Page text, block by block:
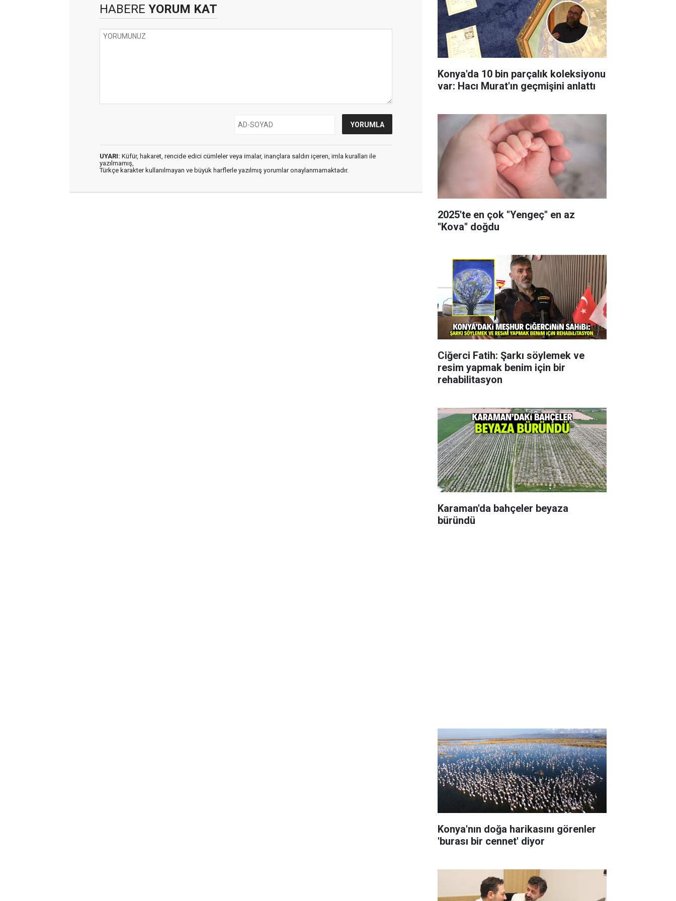
HABERE YORUM KAT
UYARI: Küfür, hakaret, rencide edici cümleler veya imalar, inançlara saldırı içeren, imla kuralları ile
yazılmamış,
Türkçe karakter kullanılmayan ve büyük harflerle yazılmış yorumlar onaylanmamaktadır.
Konya'da 10 bin parçalık koleksiyonu
var: Hacı Murat'ın geçmişini anlattı
2025'te en çok "Yengeç" en az
"Kova" doğdu
Ciğerci Fatih: Şarkı söylemek ve
resim yapmak benim için bir
rehabilitasyon
Karaman'da bahçeler beyaza
büründü
Konya'nın doğa harikasını görenler
'burası bir cennet' diyor